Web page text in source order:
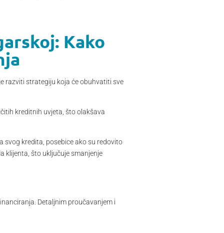
Kako
razviti strategiju koja će obuhvatiti sve
kreditnih uvjeta, što olakšava
svog kredita, posebice ako su redovito
klijenta, što uključuje smanjenje
Detaljnim proučavanjem i